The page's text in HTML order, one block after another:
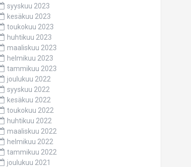
syyskuu 2023
kesäkuu 2023
toukokuu 2023
huhtikuu 2023
maaliskuu 2023
helmikuu 2023
tammikuu 2023
joulukuu 2022
syyskuu 2022
kesäkuu 2022
toukokuu 2022
huhtikuu 2022
maaliskuu 2022
helmikuu 2022
tammikuu 2022
joulukuu 2021